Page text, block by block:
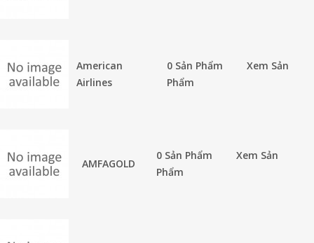
American
Airlines
0 Sản Phẩm
Xem Sản
Phẩm
AMFAGOLD
0 Sản Phẩm
Xem Sản
Phẩm